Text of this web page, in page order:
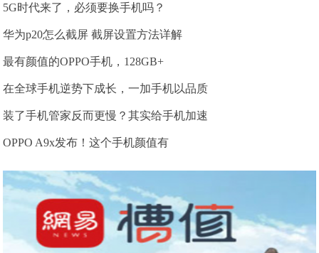
5G时代来了，必须要换手机吗？
华为p20怎么截屏 截屏设置方法详解
最有颜值的OPPO手机，128GB+
在全球手机逆势下成长，一加手机以品质
装了手机管家反而更慢？其实给手机加速
OPPO A9x发布！这个手机颜值有